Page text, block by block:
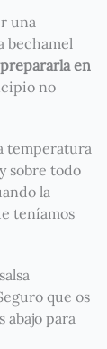
una
bechamel
en
no
temperatura
sobre todo
la
teníamos
que os
abajo para